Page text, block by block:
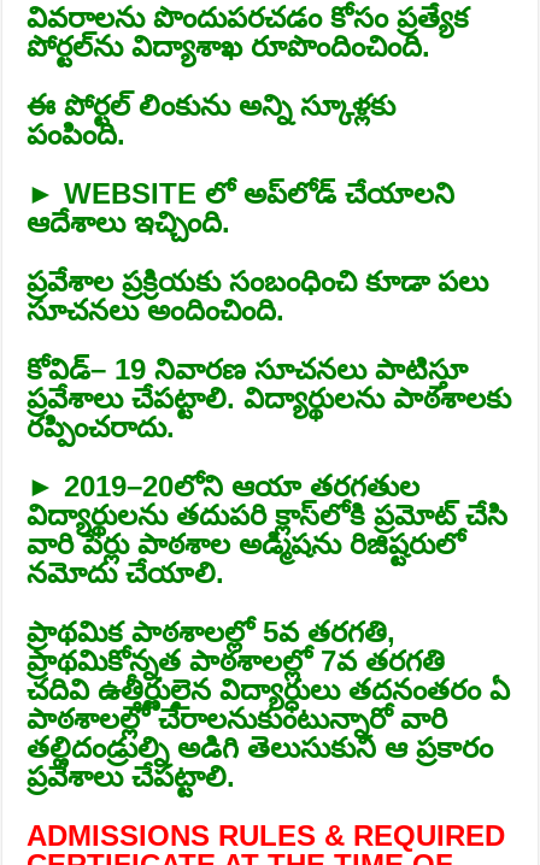
వివరాలను పొందుపరచడం కోసం ప్రత్యేక
పోర్టల్‌ను విద్యాశాఖ రూపొందించింది.
ఈ పోర్టల్‌ లింకును అన్ని స్కూళ్లకు
పంపింది.
► WEBSITE లో అప్‌లోడ్‌ చేయాలని
ఆదేశాలు ఇచ్చింది.
ప్రవేశాల ప్రక్రియకు సంబంధించి కూడా పలు
సూచనలు అందించింది.
కోవిడ్‌– 19 నివారణ సూచనలు పాటిస్తూ
ప్రవేశాలు చేపట్టాలి. విద్యార్థులను పాఠశాలకు
రప్పించరాదు.
► 2019–20లోని ఆయా తరగతుల
విద్యార్థులను తదుపరి క్లాస్‌లోకి ప్రమోట్‌ చేసి
వారి పేర్లు పాఠశాల అడ్మిషను రిజిష్టరులో
నమోదు చేయాలి.
ప్రాథమిక పాఠశాలల్లో 5వ తరగతి,
ప్రాథమికోన్నత పాఠశాలల్లో 7వ తరగతి
చదివి ఉత్తీర్ణులైన విద్యార్ధులు తదనంతరం ఏ
పాఠశాలల్లో చేరాలనుకుంటున్నారో వారి
తల్లిదండ్రుల్ని అడిగి తెలుసుకుని ఆ ప్రకారం
ప్రవేశాలు చేపట్టాలి.
ADMISSIONS RULES & REQUIRED